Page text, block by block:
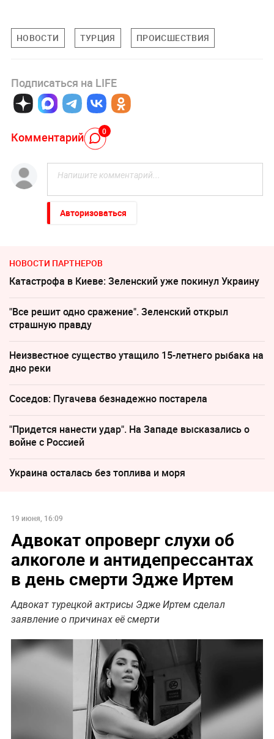
НОВОСТИ ТУРЦИЯ ПРОИСШЕСТВИЯ
Подписаться на LIFE
Комментарий 0
Авторизоваться
НОВОСТИ ПАРТНЕРОВ
Катастрофа в Киеве: Зеленский уже покинул Украину
"Все решит одно сражение". Зеленский открыл
страшную правду
Неизвестное существо утащило 15-летнего рыбака на
дно реки
Соседов: Пугачева безнадежно постарела
"Придется нанести удар". На Западе высказались о
войне с Россией
Украина осталась без топлива и моря
19 июня, 16:09
Адвокат опроверг слухи об
алкоголе и антидепрессантах
в день смерти Эдже Иртем
Адвокат турецкой актрисы Эдже Иртем сделал
заявление о причинах её смерти